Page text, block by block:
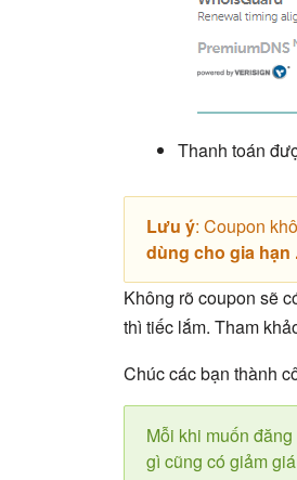
Thanh toán
Lưu ý: Coupon
dùng cho gia hạn
Không rõ coupon sẽ
thì tiếc lắm. Tham
Chúc các bạn thành
Mỗi khi muốn
gì cũng có giảm